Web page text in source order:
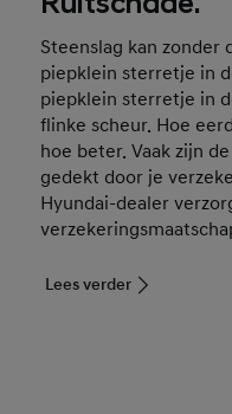
Steenslag kan
piepklein sterretje in
piepklein sterretje in
flinke scheur. Hoe
hoe beter. Vaak zijn
gedekt door je
Hyundai-dealer
Lees verder